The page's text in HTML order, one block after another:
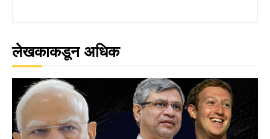
लेखकाकडून अधिक